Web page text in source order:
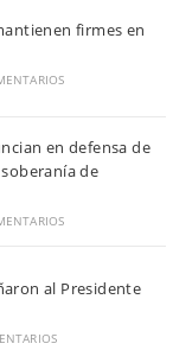
firmes en
en defensa de
de
al Presidente